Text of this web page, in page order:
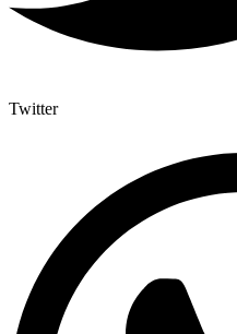
Twitter